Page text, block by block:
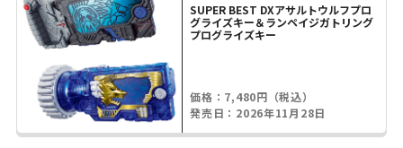
SUPER BEST DXアサルトウルフプロ
グライズキー＆ランペイジガトリング
プログライズキー
価格：7,480円（税込）
発売日：2026年11月28日